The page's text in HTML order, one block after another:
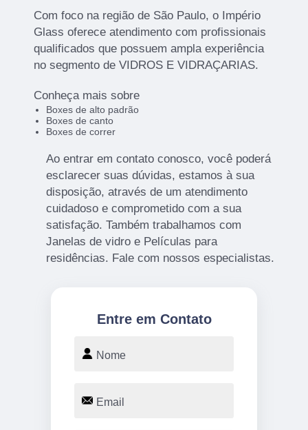
Com foco na região de São Paulo, o Império
Glass oferece atendimento com profissionais
qualificados que possuem ampla experiência
no segmento de VIDROS E VIDRAÇARIAS.
Conheça mais sobre
Boxes de alto padrão
Boxes de canto
Boxes de correr
Ao entrar em contato conosco, você poderá
esclarecer suas dúvidas, estamos à sua
disposição, através de um atendimento
cuidadoso e comprometido com a sua
satisfação. Também trabalhamos com
Janelas de vidro e Películas para
residências. Fale com nossos especialistas.
Entre em Contato